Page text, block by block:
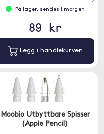
På lager, sendes i morgen
89 kr
Legg i handlekurven
Moobio Utbyttbare Spisser
(Apple Pencil)